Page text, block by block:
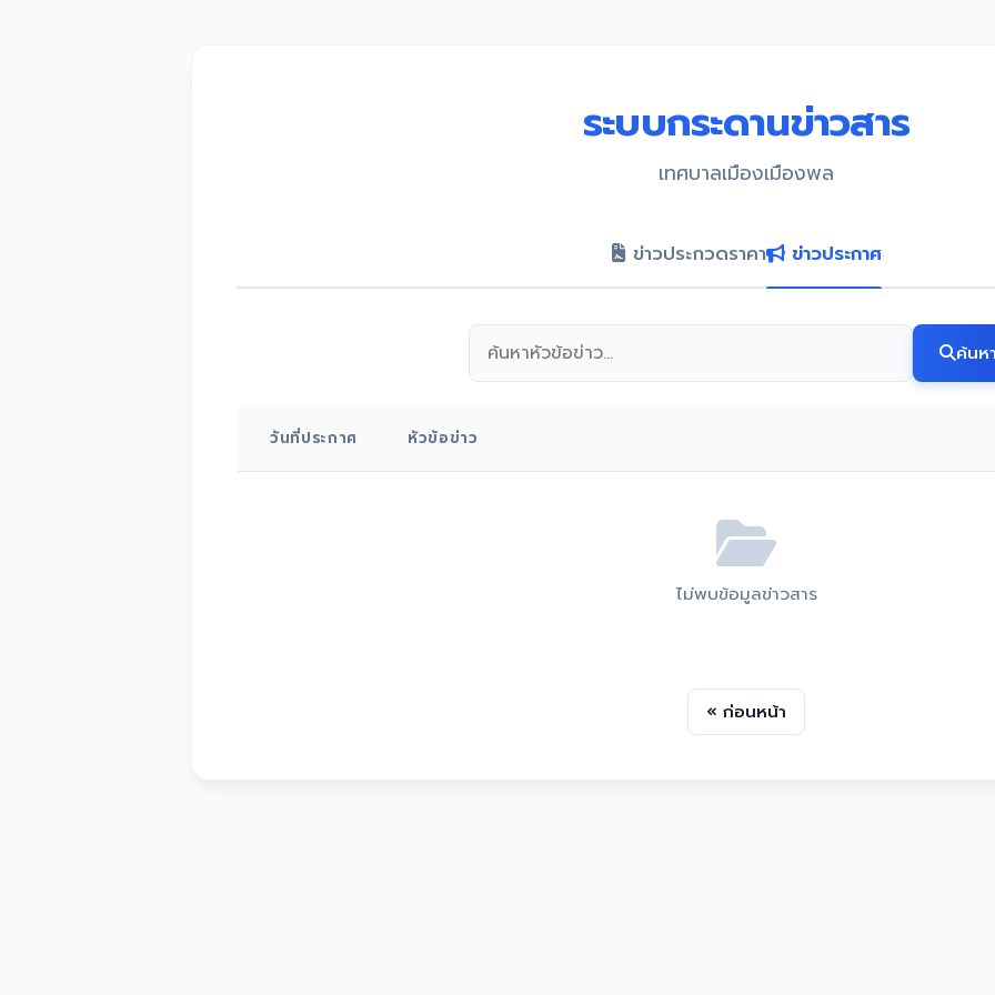
ระบบกระดานข่าวสาร
เทศบาลเมืองเมืองพล
ข่าวประกวดราคา ข่าวประกาศ
ค้นห
วันที่ประกาศ หัวข้อข่าว
ไม่พบข้อมูลข่าวสาร
« ก่อนหน้า